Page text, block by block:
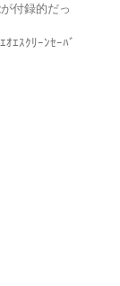
付録的だっ
ｴｽｸﾘｰﾝｾｰﾊﾞ